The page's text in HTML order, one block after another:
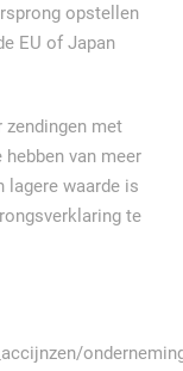
opstellen
EU of Japan
zendingen met
van meer
lagere waarde is
te